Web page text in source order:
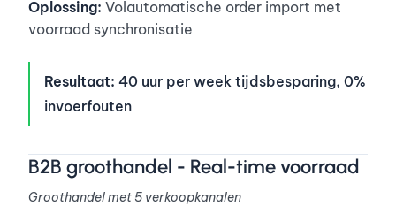
Oplossing: Volautomatische order import met
voorraad synchronisatie
Resultaat: 40 uur per week tijdsbesparing, 0%
invoerfouten
B2B groothandel - Real-time voorraad
Groothandel met 5 verkoopkanalen